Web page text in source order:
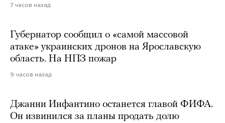
7 часов назад
Губернатор сообщил о «самой массовой
атаке» украинских дронов на Ярославскую
область. На НПЗ пожар
9 часов назад
Джанни Инфантино останется главой ФИФА.
Он извинился за планы продать долю